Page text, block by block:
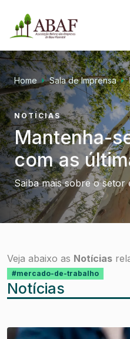
Home Sala de Imprensa
NOTÍCIAS
Mantenha-
com as
Saiba mais sobre o setor
Veja abaixo as Notícias
#mercado-de-trabalho
Notícias